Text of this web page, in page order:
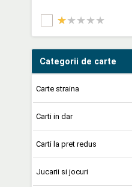
Categorii de carte
Carte straina
Carti in dar
Carti la pret redus
Jucarii si jocuri